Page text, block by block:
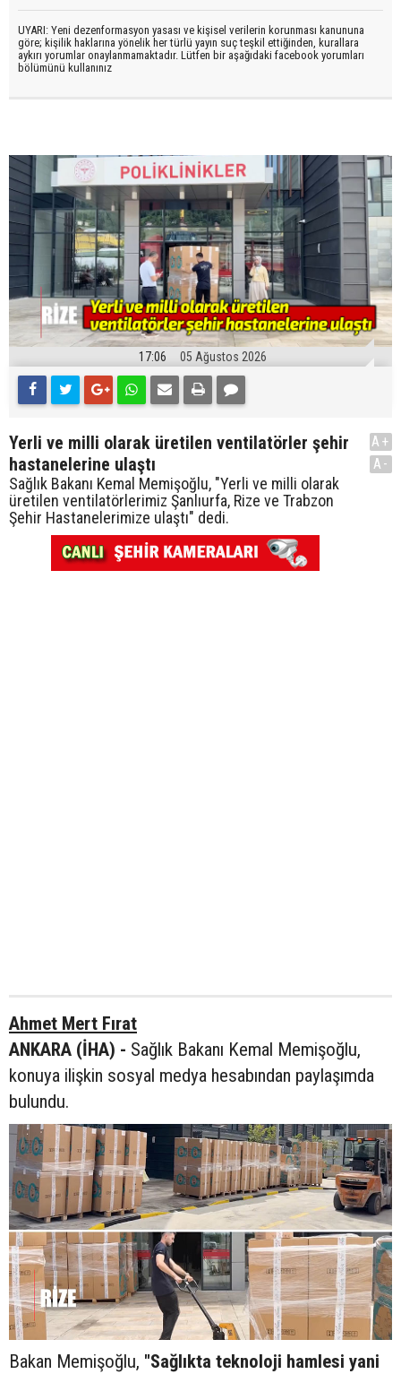
UYARI: Yeni dezenformasyon yasası ve kişisel verilerin korunması kanununa
göre; kişilik haklarına yönelik her türlü yayın suç teşkil ettiğinden, kurallara
aykırı yorumlar onaylanmamaktadır. Lütfen bir aşağıdaki facebook yorumları
bölümünü kullanınız
17:06 05 Ağustos 2026
Yerli ve milli olarak üretilen ventilatörler şehir
hastanelerine ulaştı
Sağlık Bakanı Kemal Memişoğlu, "Yerli ve milli olarak
üretilen ventilatörlerimiz Şanlıurfa, Rize ve Trabzon
Şehir Hastanelerimize ulaştı" dedi.
A+
A-
Ahmet Mert Fırat
ANKARA (İHA) - Sağlık Bakanı Kemal Memişoğlu,
konuya ilişkin sosyal medya hesabından paylaşımda
bulundu.
Bakan Memişoğlu, "Sağlıkta teknoloji hamlesi yani